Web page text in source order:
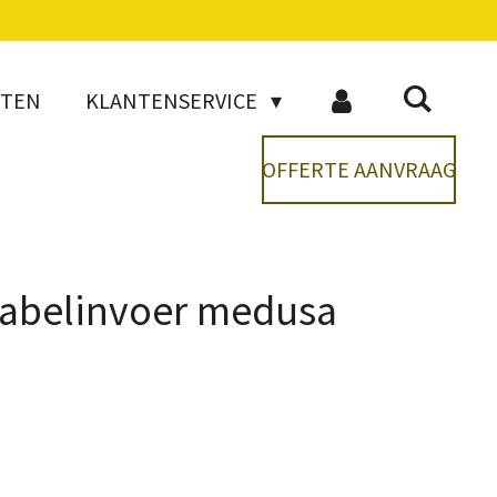
KLANTENSERVICE
OFFERTE AANVRAAG
medusa